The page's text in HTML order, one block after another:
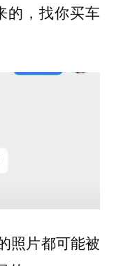
的，找你买车
照片都可能被